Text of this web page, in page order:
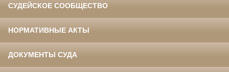
СУДЕЙСКОЕ СООБЩЕСТВО
НОРМАТИВНЫЕ АКТЫ
ДОКУМЕНТЫ СУДА